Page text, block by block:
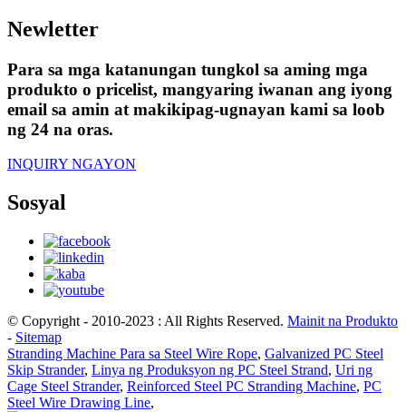
Newletter
Para sa mga katanungan tungkol sa aming mga
produkto o pricelist, mangyaring iwanan ang iyong
email sa amin at makikipag-ugnayan kami sa loob
ng 24 na oras.
INQUIRY NGAYON
Sosyal
© Copyright - 2010-2023 : All Rights Reserved. Mainit na Produkto
- Sitemap
Stranding Machine Para sa Steel Wire Rope, Galvanized PC Steel
Skip Strander, Linya ng Produksyon ng PC Steel Strand, Uri ng
Cage Steel Strander, Reinforced Steel PC Stranding Machine, PC
Steel Wire Drawing Line,